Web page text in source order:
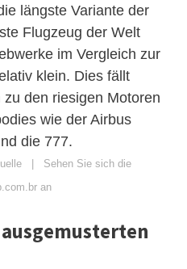
längste Variante der
Flugzeug der Welt
im Vergleich zur
klein. Dies fällt
den riesigen Motoren
wie der Airbus
die 777.
| Sehen Sie sich die
an